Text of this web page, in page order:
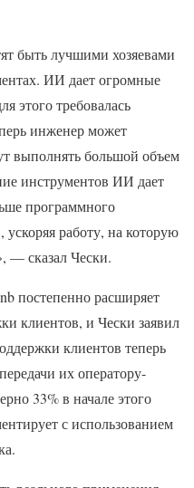
быть лучшими хозяевами
ИИ дает огромные
этого требовалась
инженер может
выполнять большой объем
инструментов ИИ дает
программного
работу, на которую
— сказал Чески.
постепенно расширяет
клиентов, и Чески заявил
клиентов теперь
их оператору-
33% в начале этого
с использованием